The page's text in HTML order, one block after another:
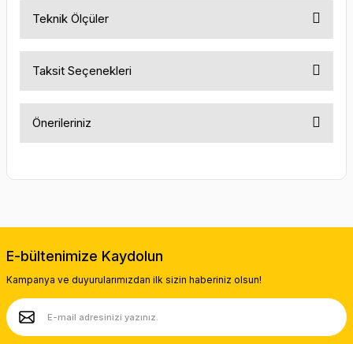
Teknik Ölçüler
Taksit Seçenekleri
Önerileriniz
Ürün açıklamasında eksik bilgiler bulunuyor.
Ürün fiyatı diğer sitelerden daha pahalı.
Bu ürüne benzer farklı alternatifler olmalı.
E-bültenimize Kaydolun
Kampanya ve duyurularımızdan ilk sizin haberiniz olsun!